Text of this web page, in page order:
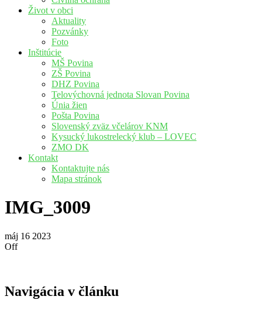
Život v obci
Aktuality
Pozvánky
Foto
Inštitúcie
MŠ Povina
ZŠ Povina
DHZ Povina
Telovýchovná jednota Slovan Povina
Únia žien
Pošta Povina
Slovenský zväz včelárov KNM
Kysucký lukostrelecký klub – LOVEC
ZMO DK
Kontakt
Kontaktujte nás
Mapa stránok
IMG_3009
máj 16 2023
Off
Navigácia v článku